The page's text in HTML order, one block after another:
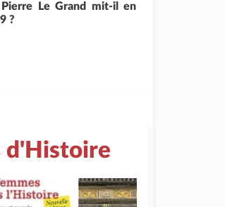
Le Grand mit-il en
?
d'Histoire